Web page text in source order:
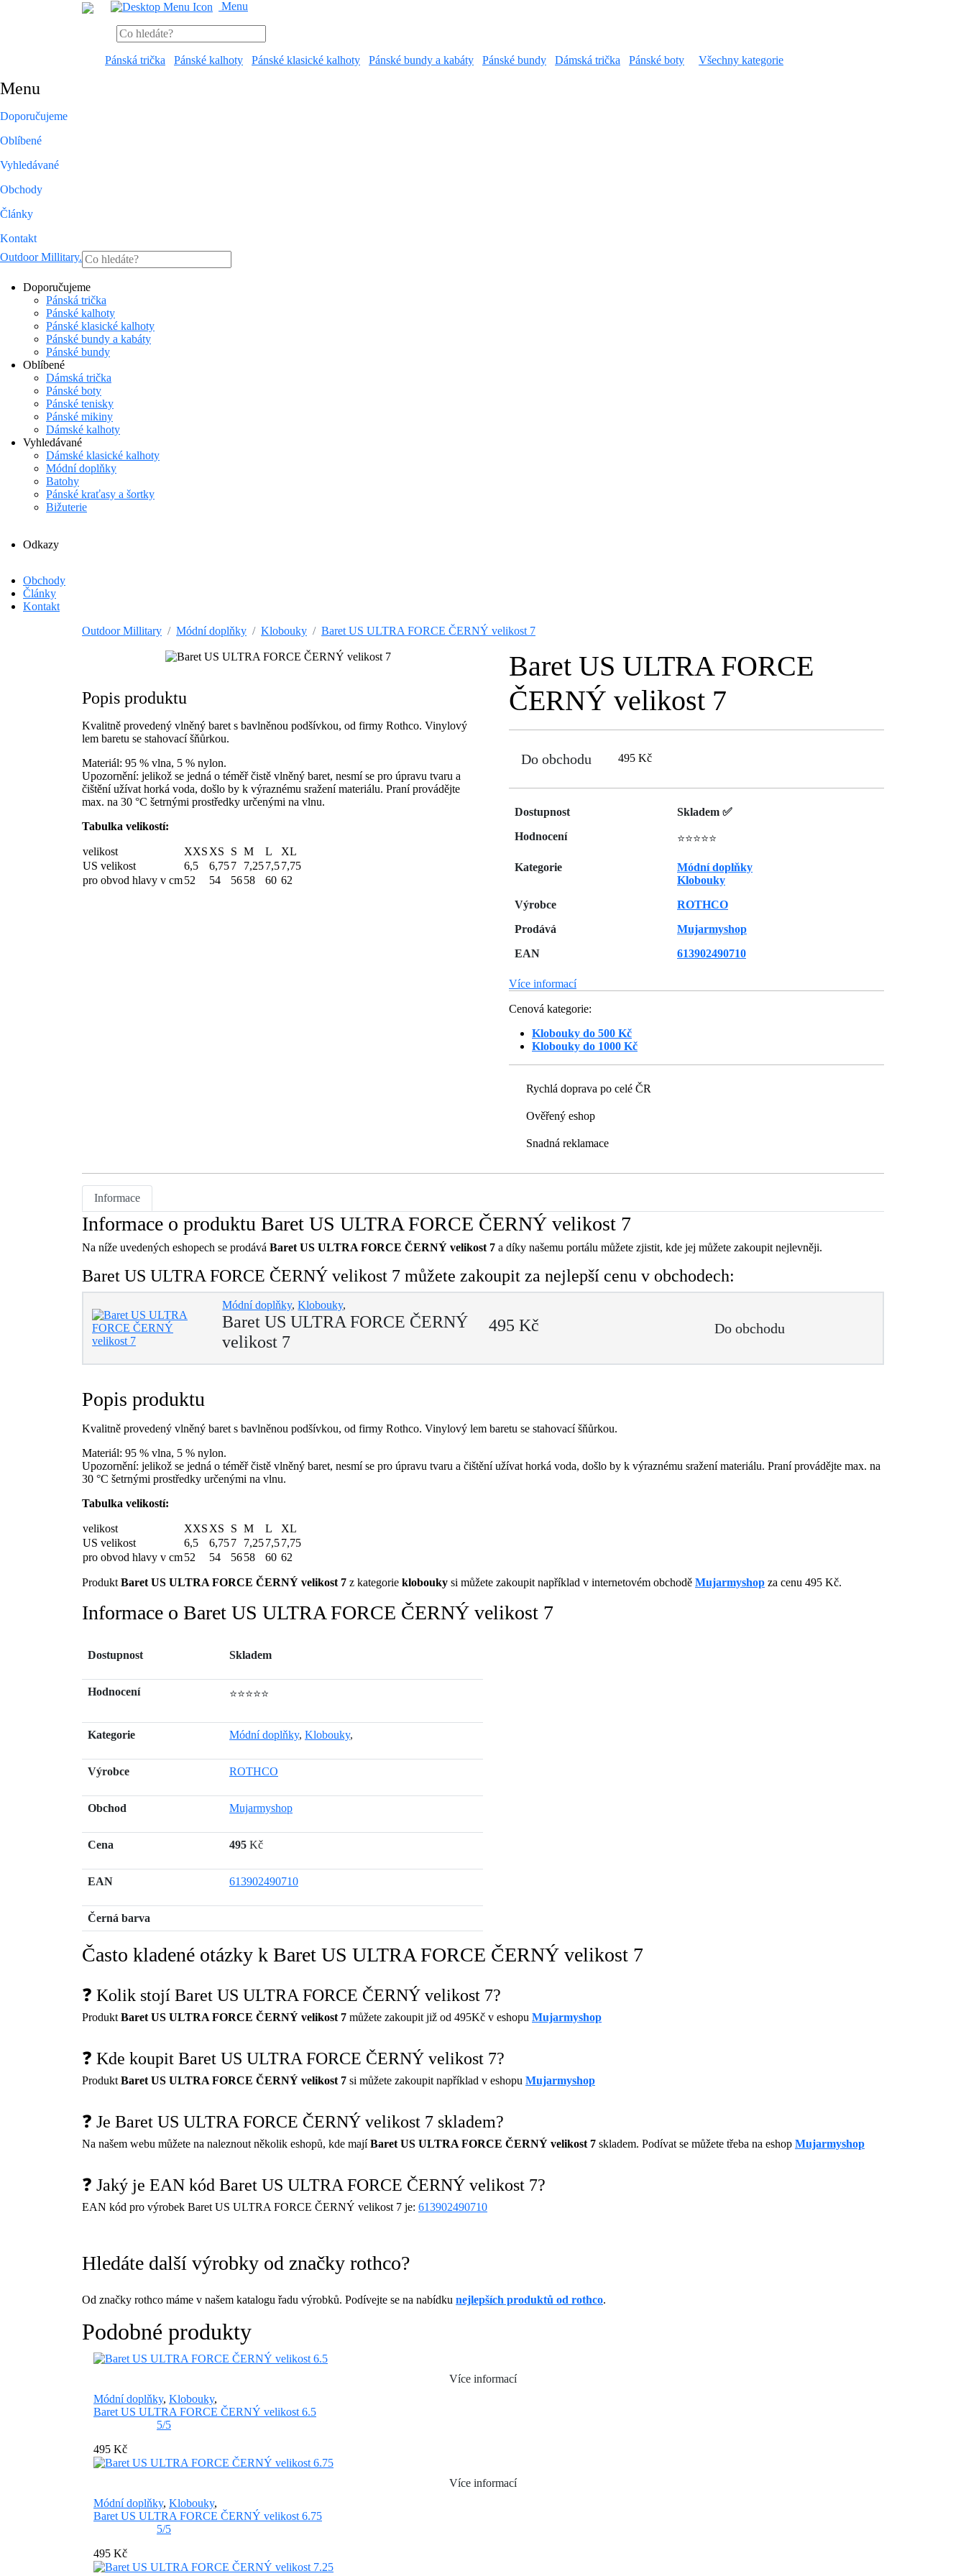
Menu
Pánská trička Pánské kalhoty Pánské klasické kalhoty Pánské bundy a kabáty Pánské bundy Dámská trička Pánské boty Všechny kategorie
Menu
Doporučujeme
Oblíbené
Vyhledávané
Obchody
Články
Kontakt
Outdoor Millitary.
Doporučujeme
Pánská trička
Pánské kalhoty
Pánské klasické kalhoty
Pánské bundy a kabáty
Pánské bundy
Oblíbené
Dámská trička
Pánské boty
Pánské tenisky
Pánské mikiny
Dámské kalhoty
Vyhledávané
Dámské klasické kalhoty
Módní doplňky
Batohy
Pánské kraťasy a šortky
Bižuterie
Odkazy
Obchody
Články
Kontakt
Outdoor Millitary
Módní doplňky Klobouky Baret US ULTRA FORCE ČERNÝ velikost 7
Popis produktu
Kvalitně provedený vlněný baret s bavlněnou podšívkou, od firmy Rothco. Vinylový
lem baretu se stahovací šňůrkou.
Materiál: 95 % vlna, 5 % nylon.
Upozornění: jelikož se jedná o téměř čistě vlněný baret, nesmí se pro úpravu tvaru a
čištění užívat horká voda, došlo by k výraznému sražení materiálu. Praní provádějte
max. na 30 °C šetrnými prostředky určenými na vlnu.
Tabulka velikostí:
velikost XXS XS S M L
XL
US velikost
6,5 6,757 7,257,57,75
pro obvod hlavy v cm52 54 5658 60 62
Baret US ULTRA FORCE
ČERNÝ velikost 7
Do obchodu 495 Kč
Dostupnost
Skladem ✅
Hodnocení
⭐⭐⭐⭐⭐
Kategorie
Módní doplňky
Klobouky
Výrobce
ROTHCO
Prodává
Mujarmyshop
EAN
613902490710
Více informací
Cenová kategorie:
Klobouky do 500 Kč
Klobouky do 1000 Kč
Rychlá doprava po celé ČR
Ověřený eshop
Snadná reklamace
Informace
Informace o produktu Baret US ULTRA FORCE ČERNÝ velikost 7
Na níže uvedených eshopech se prodává Baret US ULTRA FORCE ČERNÝ velikost 7 a díky našemu portálu můžete zjistit, kde jej můžete zakoupit nejlevněji.
Baret US ULTRA FORCE ČERNÝ velikost 7 můžete zakoupit za nejlepší cenu v obchodech:
Módní doplňky,Klobouky,
Baret US ULTRA FORCE ČERNÝ
velikost 7
495 Kč Do obchodu
Popis produktu
Kvalitně provedený vlněný baret s bavlněnou podšívkou, od firmy Rothco. Vinylový lem baretu se stahovací šňůrkou.
Materiál: 95 % vlna, 5 % nylon.
Upozornění: jelikož se jedná o téměř čistě vlněný baret, nesmí se pro úpravu tvaru a čištění užívat horká voda, došlo by k výraznému sražení materiálu. Praní provádějte max. na
30 °C šetrnými prostředky určenými na vlnu.
Tabulka velikostí:
velikost XXS XS S M L
XL
US velikost
6,5 6,757 7,257,57,75
pro obvod hlavy v cm52 54 5658 60 62
Produkt Baret US ULTRA FORCE ČERNÝ velikost 7 z kategorie klobouky si můžete zakoupit například v internetovém obchodě Mujarmyshop za cenu 495 Kč.
Informace o Baret US ULTRA FORCE ČERNÝ velikost 7
Dostupnost Skladem
Hodnocení ⭐⭐⭐⭐⭐
Kategorie Módní doplňky, Klobouky,
Výrobce ROTHCO
Obchod Mujarmyshop
Cena 495 Kč
EAN 613902490710
Černá barva
Často kladené otázky k Baret US ULTRA FORCE ČERNÝ velikost 7
❓ Kolik stojí Baret US ULTRA FORCE ČERNÝ velikost 7?
Produkt Baret US ULTRA FORCE ČERNÝ velikost 7 můžete zakoupit již od 495Kč v eshopu Mujarmyshop
❓ Kde koupit Baret US ULTRA FORCE ČERNÝ velikost 7?
Produkt Baret US ULTRA FORCE ČERNÝ velikost 7 si můžete zakoupit například v eshopu Mujarmyshop
❓ Je Baret US ULTRA FORCE ČERNÝ velikost 7 skladem?
Na našem webu můžete na naleznout několik eshopů, kde majíBaret US ULTRA FORCE ČERNÝ velikost 7 skladem. Podívat se můžete třeba na eshop Mujarmyshop
❓ Jaký je EAN kód Baret US ULTRA FORCE ČERNÝ velikost 7?
EAN kód pro výrobek Baret US ULTRA FORCE ČERNÝ velikost 7 je: 613902490710
Hledáte další výrobky od značky rothco?
Od značky rothco máme v našem katalogu řadu výrobků. Podívejte se na nabídku nejlepších produktů od rothco.
Podobné produkty
Více informací
Módní doplňky, Klobouky,
Baret US ULTRA FORCE ČERNÝ velikost 6.5
5/5
495 Kč
Více informací
Módní doplňky, Klobouky,
Baret US ULTRA FORCE ČERNÝ velikost 6.75
5/5
495 Kč